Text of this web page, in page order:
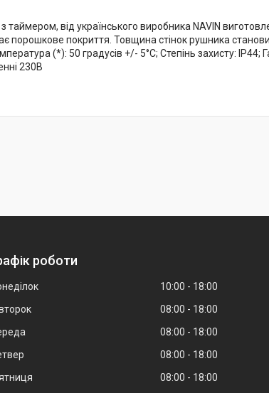
від українського виробника NAVIN
порошкове покриття. Товщина стінок рушника
(*): 50 градусів +/- 5°C; Степінь захисту: IP44;
230В
роботи
10:00
18:00
08:00
18:00
08:00
18:00
08:00
18:00
08:00
18:00